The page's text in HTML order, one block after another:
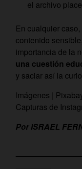
el archivo
En cualquier
contenido
importancia de la
una cuestión
y saciar así la
Imágenes |
Capturas de
Por ISRAEL